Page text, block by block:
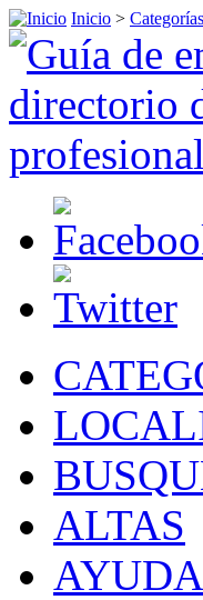
Inicio > Categorías
ALTAS
AYUDA